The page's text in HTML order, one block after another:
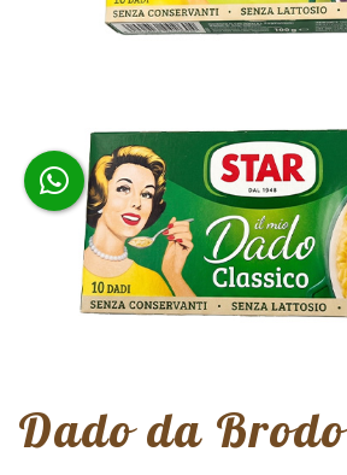
Dado da Brodo